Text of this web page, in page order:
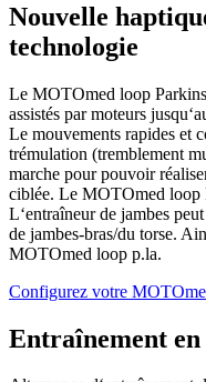
Nouvelle
technologie
Le MOTOmed loop
assistés par moteurs
Le mouvements rapides et
trémulation (tremblement
marche pour pouvoir
ciblée. Le MOTOmed loop
L‘entraîneur de jambes
de jambes-bras/du torse.
MOTOmed loop p.la.
Configurez votre
Entraînement